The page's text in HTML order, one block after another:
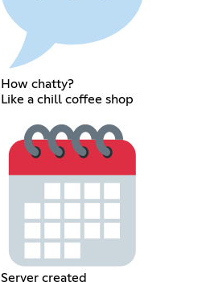
How chatty?
Like a chill coffee shop
Server created